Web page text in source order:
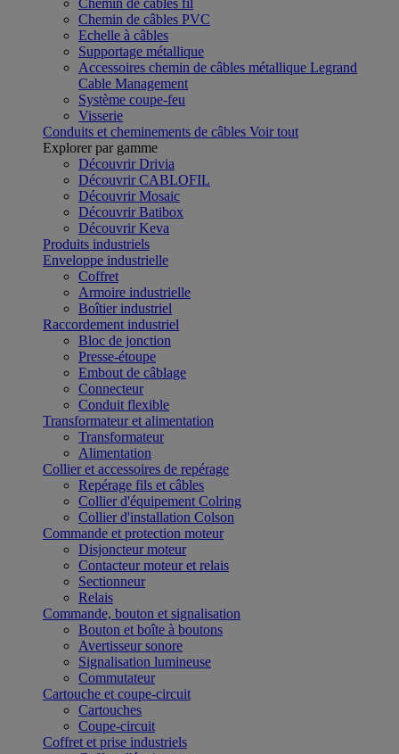
Chemin de câbles fil
Chemin de câbles PVC
Echelle à câbles
Supportage métallique
Accessoires chemin de câbles métallique Legrand
Cable Management
Système coupe-feu
Visserie
Conduits et cheminements de câbles Voir tout
Explorer par gamme
Découvrir Drivia
Découvrir CABLOFIL
Découvrir Mosaic
Découvrir Batibox
Découvrir Keva
Produits industriels
Enveloppe industrielle
Coffret
Armoire industrielle
Boîtier industriel
Raccordement industriel
Bloc de jonction
Presse-étoupe
Embout de câblage
Connecteur
Conduit flexible
Transformateur et alimentation
Transformateur
Alimentation
Collier et accessoires de repérage
Repérage fils et câbles
Collier d'équipement Colring
Collier d'installation Colson
Commande et protection moteur
Disjoncteur moteur
Contacteur moteur et relais
Sectionneur
Relais
Commande, bouton et signalisation
Bouton et boîte à boutons
Avertisseur sonore
Signalisation lumineuse
Commutateur
Cartouche et coupe-circuit
Cartouches
Coupe-circuit
Coffret et prise industriels